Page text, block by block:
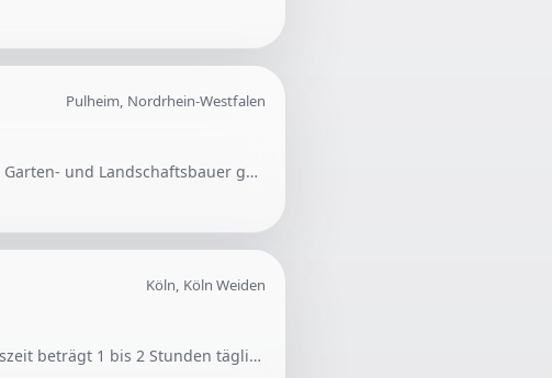
Pulheim, Nordrhein-Westfalen
Für die Rodung und Umgestaltung eines Seitenstreifens am Haus wird ein erfahrener Garten- und Landschaftsbauer gesucht. Die Fläche ist stark bewachsen und benötigt eine fachgerechte Bearbeitung.
Köln, Köln Weiden
Für eine private Wohnung in Köln wird eine zuverlässige Putzfrau gesucht. Die Arbeitszeit beträgt 1 bis 2 Stunden täglich, 5-mal pro Woche, mit flexibler Vereinbarung der Uhrzeit.